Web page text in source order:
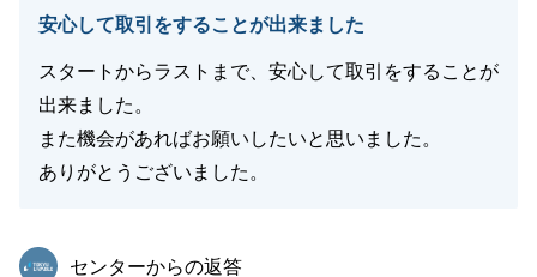
安心して取引をすることが出来ました
スタートからラストまで、安心して取引をすることが
出来ました。
また機会があればお願いしたいと思いました。
ありがとうございました。
東急リバブル
センターからの返答